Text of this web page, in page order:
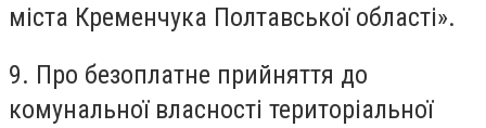
міста Кременчука Полтавської області».
9. Про безоплатне прийняття до
комунальної власності територіальної